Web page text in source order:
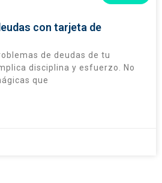
con tarjeta de
de deudas de tu
disciplina y esfuerzo. No
que